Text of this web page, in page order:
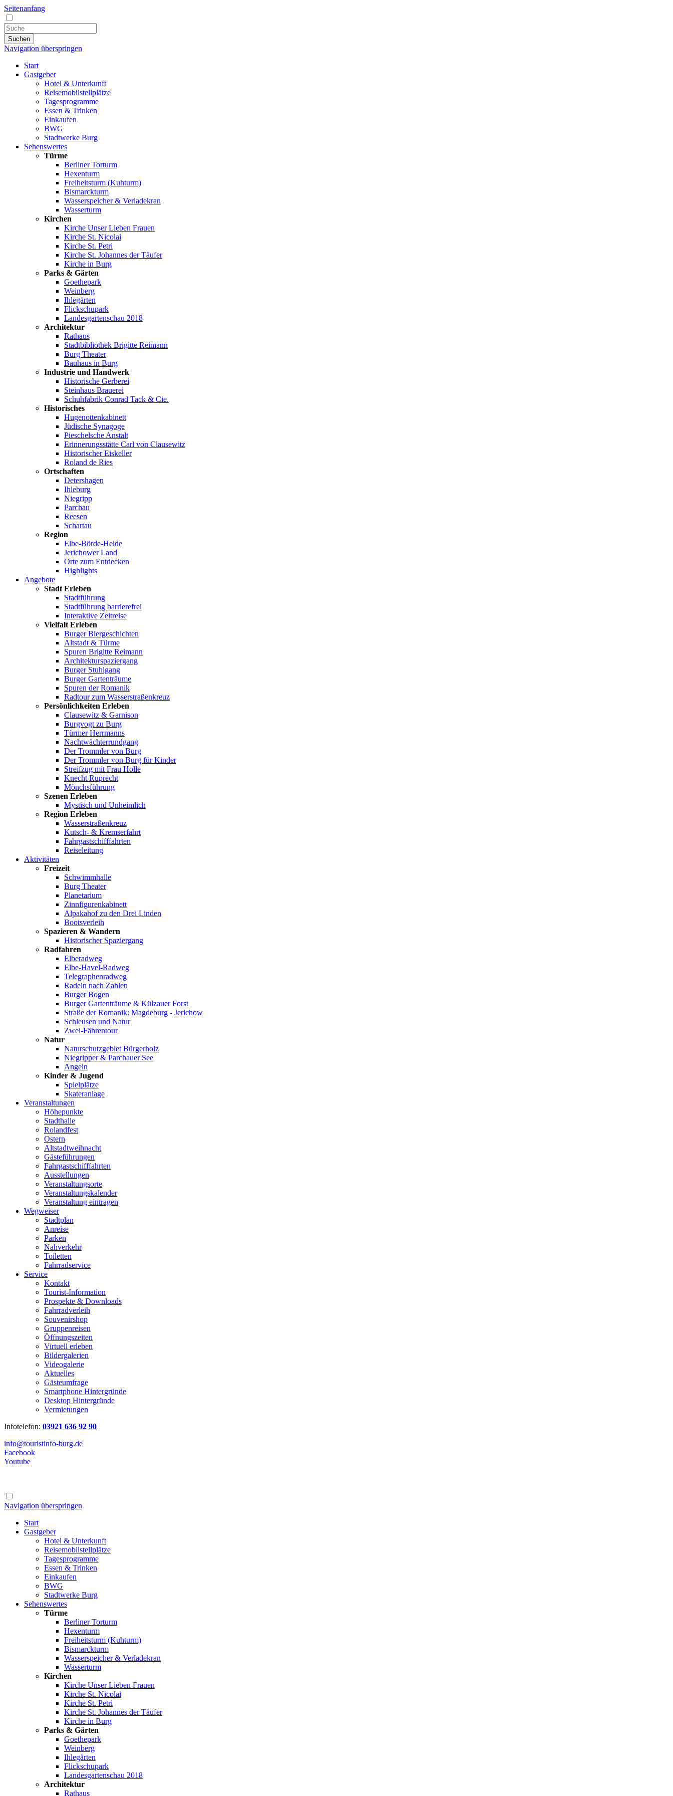
Seitenanfang
Suchen
Navigation überspringen
Start
Gastgeber
Hotel & Unterkunft
Reisemobilstellplätze
Tagesprogramme
Essen & Trinken
Einkaufen
BWG
Stadtwerke Burg
Sehenswertes
Türme
Berliner Torturm
Hexenturm
Freiheitsturm (Kuhturm)
Bismarckturm
Wasserspeicher & Verladekran
Wasserturm
Kirchen
Kirche Unser Lieben Frauen
Kirche St. Nicolai
Kirche St. Petri
Kirche St. Johannes der Täufer
Kirche in Burg
Parks & Gärten
Goethepark
Weinberg
Ihlegärten
Flickschupark
Landesgartenschau 2018
Architektur
Rathaus
Stadtbibliothek Brigitte Reimann
Burg Theater
Bauhaus in Burg
Industrie und Handwerk
Historische Gerberei
Steinhaus Brauerei
Schuhfabrik Conrad Tack & Cie.
Historisches
Hugenottenkabinett
Jüdische Synagoge
Pieschelsche Anstalt
Erinnerungsstätte Carl von Clausewitz
Historischer Eiskeller
Roland de Ries
Ortschaften
Detershagen
Ihleburg
Niegripp
Parchau
Reesen
Schartau
Region
Elbe-Börde-Heide
Jerichower Land
Orte zum Entdecken
Highlights
Angebote
Stadt Erleben
Stadtführung
Stadtführung barrierefrei
Interaktive Zeitreise
Vielfalt Erleben
Burger Biergeschichten
Altstadt & Türme
Spuren Brigitte Reimann
Architekturspaziergang
Burger Stuhlgang
Burger Gartenträume
Spuren der Romanik
Radtour zum Wasserstraßenkreuz
Persönlichkeiten Erleben
Clausewitz & Garnison
Burgvogt zu Burg
Türmer Herrmanns
Nachtwächterrundgang
Der Trommler von Burg
Der Trommler von Burg für Kinder
Streifzug mit Frau Holle
Knecht Ruprecht
Mönchsführung
Szenen Erleben
Mystisch und Unheimlich
Region Erleben
Wasserstraßenkreuz
Kutsch- & Kremserfahrt
Fahrgastschifffahrten
Reiseleitung
Aktivitäten
Freizeit
Schwimmhalle
Burg Theater
Planetarium
Zinnfigurenkabinett
Alpakahof zu den Drei Linden
Bootsverleih
Spazieren & Wandern
Historischer Spaziergang
Radfahren
Elberadweg
Elbe-Havel-Radweg
Telegraphenradweg
Radeln nach Zahlen
Burger Bogen
Burger Gartenträume & Külzauer Forst
Straße der Romanik: Magdeburg - Jerichow
Schleusen und Natur
Zwei-Fährentour
Natur
Naturschutzgebiet Bürgerholz
Niegripper & Parchauer See
Angeln
Kinder & Jugend
Spielplätze
Skateranlage
Veranstaltungen
Höhepunkte
Stadthalle
Rolandfest
Ostern
Altstadtweihnacht
Gästeführungen
Fahrgastschifffahrten
Ausstellungen
Veranstaltungsorte
Veranstaltungskalender
Veranstaltung eintragen
Wegweiser
Stadtplan
Anreise
Parken
Nahverkehr
Toiletten
Fahrradservice
Service
Kontakt
Tourist-Information
Prospekte & Downloads
Fahrradverleih
Souvenirshop
Gruppenreisen
Öffnungszeiten
Virtuell erleben
Bildergalerien
Videogalerie
Aktuelles
Gästeumfrage
Smartphone Hintergründe
Desktop Hintergründe
Vermietungen
Infotelefon: 03921 636 92 90
info@touristinfo-burg.de
Facebook
Youtube
Navigation überspringen
Start
Gastgeber
Hotel & Unterkunft
Reisemobilstellplätze
Tagesprogramme
Essen & Trinken
Einkaufen
BWG
Stadtwerke Burg
Sehenswertes
Türme
Berliner Torturm
Hexenturm
Freiheitsturm (Kuhturm)
Bismarckturm
Wasserspeicher & Verladekran
Wasserturm
Kirchen
Kirche Unser Lieben Frauen
Kirche St. Nicolai
Kirche St. Petri
Kirche St. Johannes der Täufer
Kirche in Burg
Parks & Gärten
Goethepark
Weinberg
Ihlegärten
Flickschupark
Landesgartenschau 2018
Architektur
Rathaus